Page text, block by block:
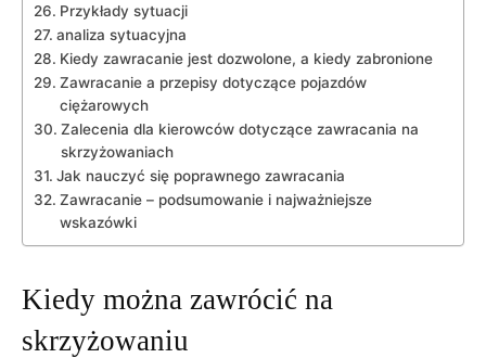
Przykłady sytuacji
analiza sytuacyjna
Kiedy zawracanie jest dozwolone, a kiedy zabronione
Zawracanie a przepisy dotyczące pojazdów
ciężarowych
Zalecenia dla kierowców dotyczące zawracania na
skrzyżowaniach
Jak nauczyć się poprawnego zawracania
Zawracanie – podsumowanie i najważniejsze
wskazówki
Kiedy można zawrócić na
skrzyżowaniu